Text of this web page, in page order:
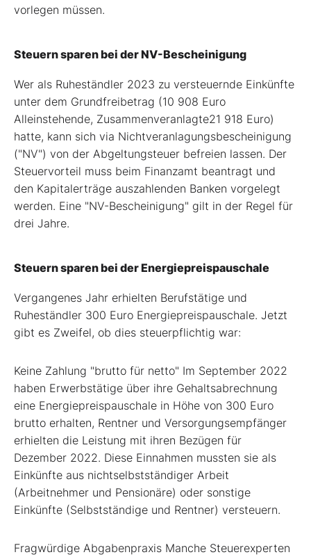
vorlegen müssen.
Steuern sparen bei der NV-Bescheinigung
Wer als Ruheständler 2023 zu versteuernde Einkünfte
unter dem Grundfreibetrag (10 908 Euro
Alleinstehende, Zusammenveranlagte21 918 Euro)
hatte, kann sich via Nichtveranlagungsbescheinigung
("NV") von der Abgeltungsteuer befreien lassen. Der
Steuervorteil muss beim Finanzamt beantragt und
den Kapitalerträge auszahlenden Banken vorgelegt
werden. Eine "NV-Bescheinigung" gilt in der Regel für
drei Jahre.
Steuern sparen bei der Energiepreispauschale
Vergangenes Jahr erhielten Berufstätige und
Ruheständler 300 Euro Energiepreispauschale. Jetzt
gibt es Zweifel, ob dies steuerpflichtig war:
Keine Zahlung "brutto für netto" Im September 2022
haben Erwerbstätige über ihre Gehaltsabrechnung
eine Energiepreispauschale in Höhe von 300 Euro
brutto erhalten, Rentner und Versorgungsempfänger
erhielten die Leistung mit ihren Bezügen für
Dezember 2022. Diese Einnahmen mussten sie als
Einkünfte aus nichtselbstständiger Arbeit
(Arbeitnehmer und Pensionäre) oder sonstige
Einkünfte (Selbstständige und Rentner) versteuern.
Fragwürdige Abgabenpraxis Manche Steuerexperten